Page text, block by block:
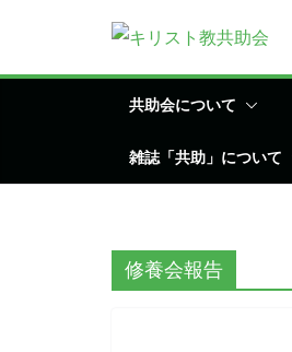
テ
共助会について
雑誌「共助」について
修養会報告